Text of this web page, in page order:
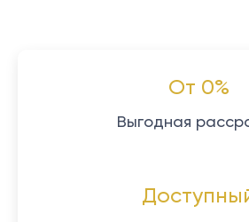
От 0%
Выгодная